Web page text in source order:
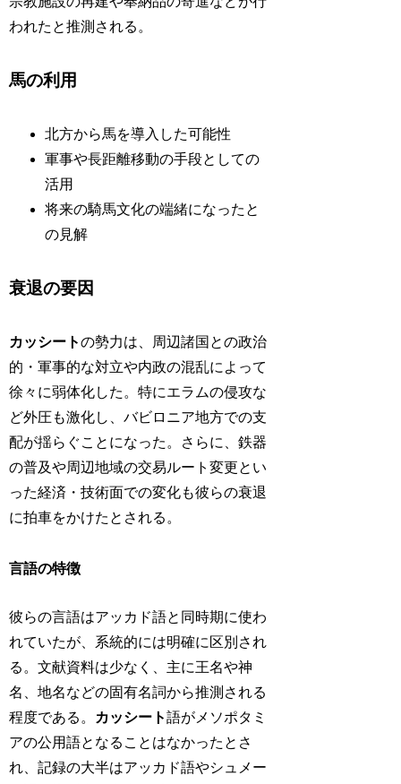
われたと推測される。
馬の利用
北方から馬を導入した可能性
軍事や長距離移動の手段としての
活用
将来の騎馬文化の端緒になったと
の見解
衰退の要因
カッシートの勢力は、周辺諸国との政治
的・軍事的な対立や内政の混乱によって
徐々に弱体化した。特にエラムの侵攻な
ど外圧も激化し、バビロニア地方での支
配が揺らぐことになった。さらに、鉄器
の普及や周辺地域の交易ルート変更とい
った経済・技術面での変化も彼らの衰退
に拍車をかけたとされる。
言語の特徴
彼らの言語はアッカド語と同時期に使わ
れていたが、系統的には明確に区別され
る。文献資料は少なく、主に王名や神
名、地名などの固有名詞から推測される
程度である。
カッシート語がメソポタミ
アの公用語となることはなかったとさ
れ、記録の大半はアッカド語やシュメー